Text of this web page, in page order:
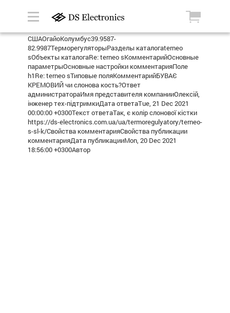
СШАОгайоКолумбус39.9587-
82.9987ТерморегуляторыРазделы каталогаterneo
sОбъекты каталогаRe: terneo sКомментарийОсновные
параметрыОсновные настройки комментарияПоле
h1Re: terneo sТиповые поляКомментарийБУВАЄ
КРЕМОВИЙ чи слонова кость?Ответ
администратораИмя представителя компанииОлексій,
інженер тех-підтримкиДата ответаTue, 21 Dec 2021
00:00:00 +0300Текст ответаТак, є колір слонової кістки
https://ds-electronics.com.ua/ua/termoregulyatory/terneo-
s-sl-k/Свойства комментарияСвойства публикации
комментарияДата публикацииMon, 20 Dec 2021
18:56:00 +0300Автор